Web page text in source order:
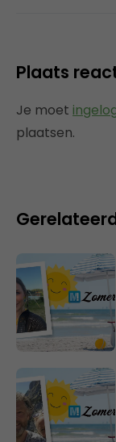
Plaats
Je moet
plaatsen.